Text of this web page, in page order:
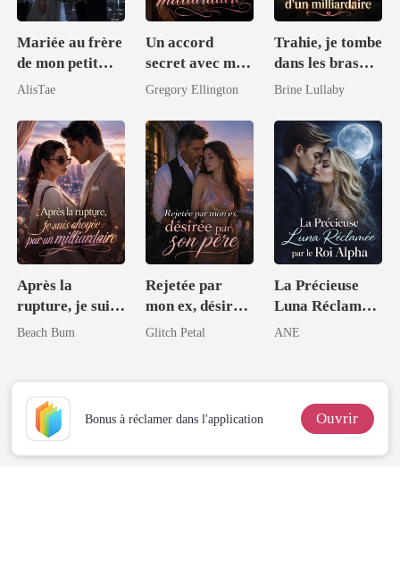
Mariée au frère
de mon petit
ami
AlisTae
Un accord
secret avec mon
patron
Gregory Ellington
Trahie, je tombe
dans les bras
d'un
Brine Lullaby
Après la
rupture, je suis
choyée par un
Beach Bum
Rejetée par
mon ex, désirée
par son père
Glitch Petal
La Précieuse
Luna Réclamée
par le Roi Alpha
ANE
Bonus à réclamer dans l'application Ouvrir